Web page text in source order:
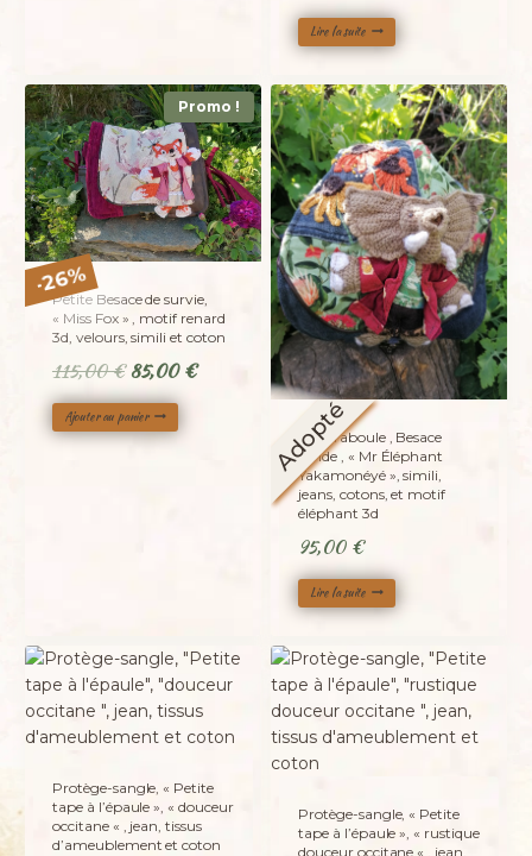
Lire la suite
Promo !
-26%
Petite Besace de survie,
« Miss Fox » , motif renard
3d, velours, simili et coton
115,00€ Le
prix
initial
85,00€Le
Ajouter au panier Adopté
La caraboule , Besace
ronde , « Mr Éléphant
Yakamonéyé », simili,
jeans, cotons, et motif
éléphant 3d
95,00 €
Lire la suite
Protège-sangle, « Petite
tape à l’épaule », « douceur
occitane « , jean, tissus
d’ameublement et coton
Protège-sangle, « Petite
tape à l’épaule », « rustique
douceur occitane « , jean,